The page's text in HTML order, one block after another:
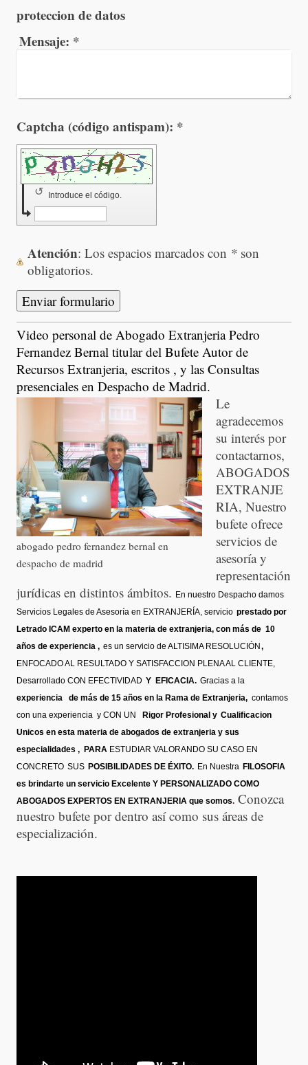
proteccion de datos
Mensaje: *
Captcha (código antispam): *
Introduce el código.
↺
Atención : Los espacios marcados con * son
obligatorios.
Video personal de Abogado Extranjeria Pedro
Fernandez Bernal titular del Bufete Autor de
Recursos Extranjeria, escritos , y las Consultas
presenciales en Despacho de Madrid.
abogado pedro fernandez bernal en
despacho de madrid
Le
agradecemos
su interés por
contactarnos,
ABOGADOS
EXTRANJE
RIA, Nuestro
bufete ofrece
servicios de
asesoría y
representación
jurídicas en distintos ámbitos. En nuestro Despacho damos
Servicios Legales de Asesoría en EXTRANJERÍA, servicio prestado por
Letrado ICAM experto en la materia de extranjeria, con más de 10
años de experiencia , es un servicio de ALTISIMA RESOLUCIÓN ,
ENFOCADO AL RESULTADO Y SATISFACCION PLENA AL CLIENTE,
Desarrollado CON EFECTIVIDAD Y EFICACIA. Gracias a la
experiencia de más de 15 años en la Rama de Extranjeria, contamos
con una experiencia y CON UN
Rigor Profesional y Cualificacion
Unicos en esta materia de abogados de extranjeria y sus
especialidades , PARA ESTUDIAR VALORANDO SU CASO EN
CONCRETO SUS POSIBILIDADES DE ÉXITO. En Nuestra FILOSOFIA
es brindarte un servicio Excelente Y PERSONALIZADO COMO
ABOGADOS EXPERTOS EN EXTRANJERIA que somos. Conozca
nuestro bufete por dentro así como sus áreas de
especialización.